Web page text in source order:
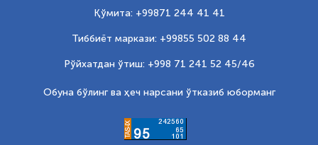
Қўмита: +99871 244 41 41
Тиббиёт маркази: +99855 502 88 44
Рўйхатдан ўтиш: +998 71 241 52 45/46
Обуна бўлинг ва ҳеч нарсани ўтказиб юборманг